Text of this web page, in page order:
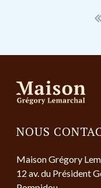
NOUS
Maison Grégory
12 av. du Président